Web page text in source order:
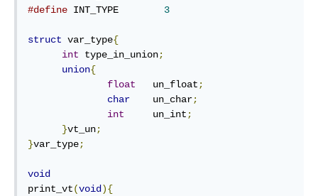
#define INT_TYPE 3
struct var_type{
int type_in_union;
union{
float
   un_float
;
char
    un_char
;
int
     un_int
;
}vt_un;
}var_type;
void
print_vt(void ){